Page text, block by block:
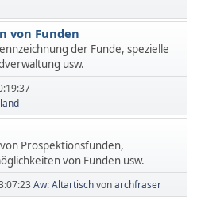
von Funden
der Funde, spezielle
usw.
Prospektionsfunden,
von Funden usw.
Aw: Altartischvonarchfraser